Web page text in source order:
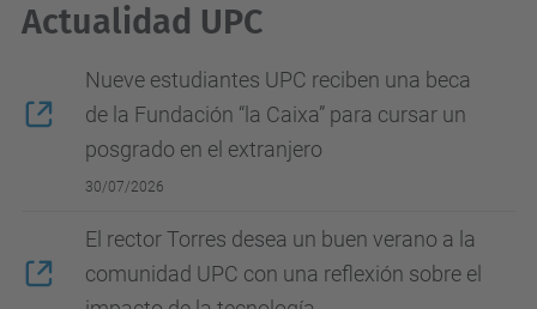
Actualidad UPC
Nueve estudiantes UPC reciben una beca
de la Fundación “la Caixa” para cursar un
posgrado en el extranjero
30/07/2026
El rector Torres desea un buen verano a la
comunidad UPC con una reflexión sobre el